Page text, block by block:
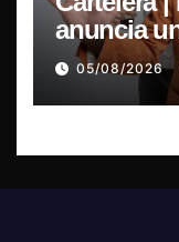
anuncia
irrepetible
05/08/2026